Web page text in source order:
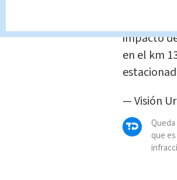
Mueren
impacto
en el km
— Visión
que